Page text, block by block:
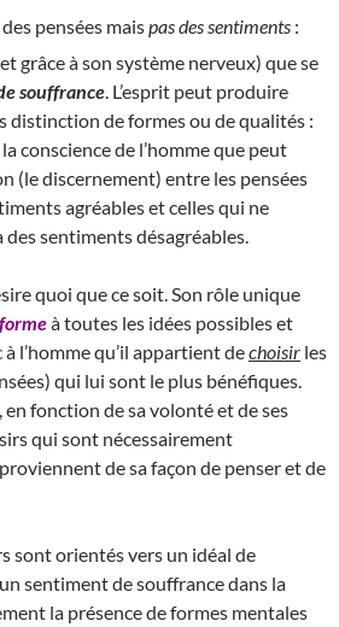
pensées maispas des sentiments :
grâce à son système nerveux) que se
souffrance . L’esprit peut produire
distinction de formes ou de qualités :
conscience de l’homme que peut
(le discernement) entre les pensées
agréables et celles qui ne
des sentiments désagréables.
quoi que ce soit. Son rôle unique
à toutes les idées possibles et
à l’homme qu’il appartient dechoisir les
qui lui sont le plus bénéfiques.
fonction de sa volonté et de ses
qui sont nécessairement
de sa façon de penser et de
sont orientés vers un idéal de
sentiment de souffrance dans la
la présence de formes mentales